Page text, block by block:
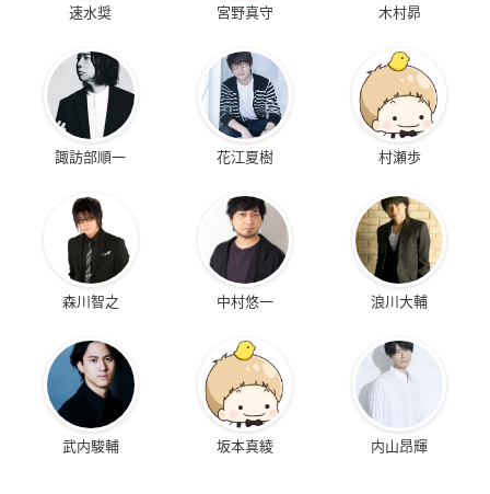
速水奨 宮野真守 木村昴
諏訪部順一 花江夏樹 村瀬歩
森川智之 中村悠一 浪川大輔
武内駿輔 坂本真綾 内山昂輝